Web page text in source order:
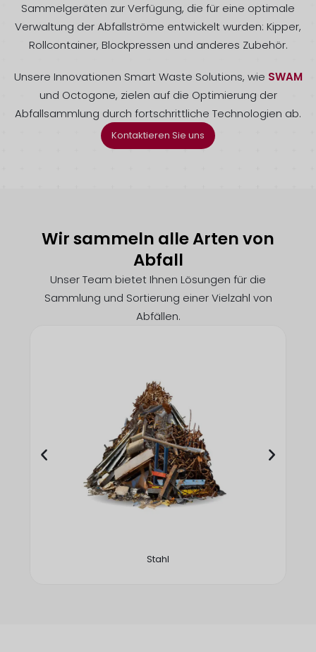
Sammelgeräten zur Verfügung, die für eine optimale
Verwaltung der Abfallströme entwickelt wurden: Kipper,
Rollcontainer, Blockpressen und anderes Zubehör.
Unsere Innovationen Smart Waste Solutions, wie SWAM
und Octogone, zielen auf die Optimierung der
Abfallsammlung durch fortschrittliche Technologien ab.
Kontaktieren Sie uns
Wir sammeln alle Arten von
Abfall
Unser Team bietet Ihnen Lösungen für die
Sammlung und Sortierung einer Vielzahl von
Abfällen.
Stahl